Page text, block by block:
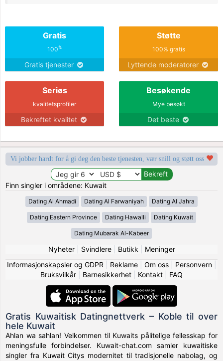
Gratis
100%
Gratis tjenester
Støtte
100% gratis
Lyttende moderatorer
Seriøs
kvalitetsprofiler
Bekreftet kvalitet
Besøkende
Mye besøkt
Det beste
Vi jobber hardt for å gi deg den beste tjenesten, vær snill og støtt oss
Finn singler i områdene: Kuwait
Dating Al Ahmadi Dating Al Farwaniyah Dating Al Jahra
Dating Eastern Province Dating Hawalli Dating Kuwait
Dating Mubarak Al-Kabeer
Nyheter| Svindlere| Butikk
Meninger
Informasjonskapsler og GDPR
Reklame| Om oss| Personvern|
Bruksvilkår
Barnesikkerhet Kontakt FAQ
Gratis Kuwaitisk Datingnettverk – Koble til over
hele Kuwait
Ahlan wa sahlan! Velkommen til Kuwaits pålitelige fellesskap for
meningsfulle forbindelser. Kuwait-chat.com samler kuwaitiske
singler fra Kuwait Citys modernitet til tradisjonelle nabolag, og